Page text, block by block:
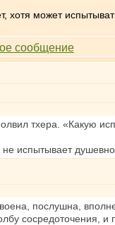
хотя может
тхера. «Какую
испытывает
послушна,
сосредоточения,